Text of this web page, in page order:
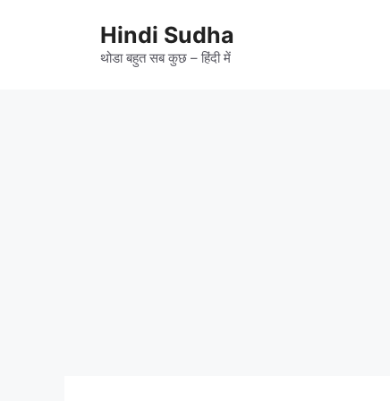
Hindi Sudha
थोडा बहुत सब कुछ – हिंदी में